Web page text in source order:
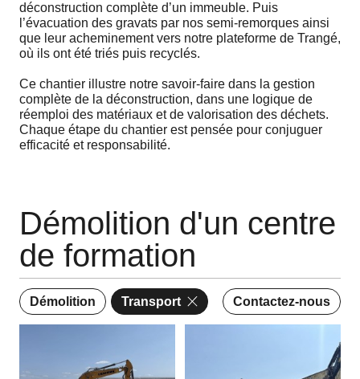
déconstruction complète d’un immeuble. Puis
l’évacuation des gravats par nos semi-remorques ainsi
que leur acheminement vers notre plateforme de Trangé,
où ils ont été triés puis recyclés.
Ce chantier illustre notre savoir-faire dans la gestion
complète de la déconstruction, dans une logique de
réemploi des matériaux et de valorisation des déchets.
Chaque étape du chantier est pensée pour conjuguer
efficacité et responsabilité.
Démolition d'un centre
de formation
Démolition Transport Contactez-nous